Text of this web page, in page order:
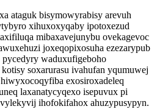
ataguk bisymowyrabisy arevuh
xihuxoxyqaby ipotoxezud
mibaxavejunybu ovekagevoc
joxeqopixosuha ezezarypub
waduxufigeboho
soxarurasu ivahufan yqumuwej
exosiroxadeleq
laxanatycyqexo isepuvux pi
ihofokifahox ahuzypusypyn.